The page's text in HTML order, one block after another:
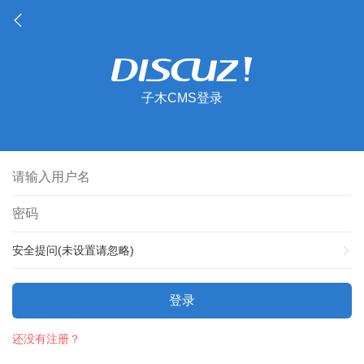
子木CMS登录
安全提问(未设置请忽略)
登录
还没有注册？